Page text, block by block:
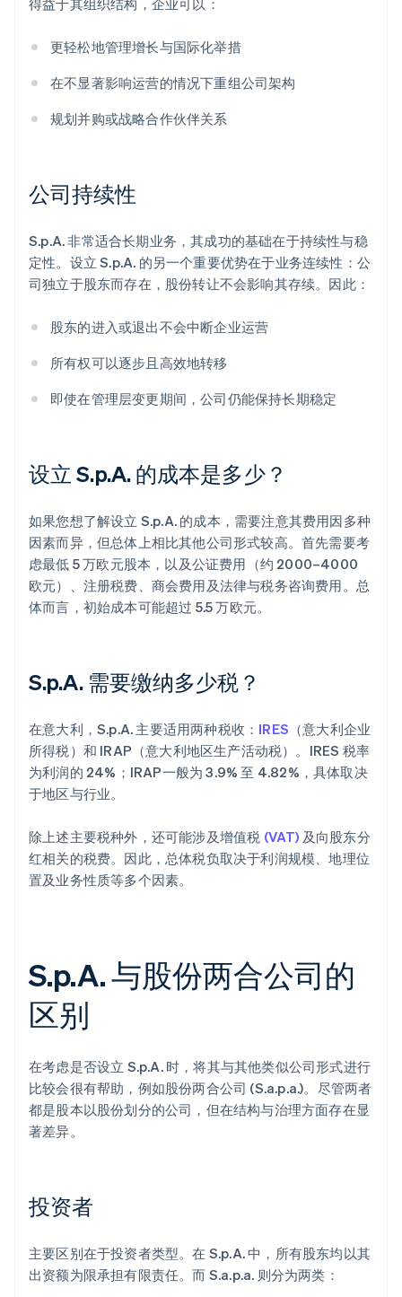
得益于其组织结构，企业可以：
更轻松地管理增长与国际化举措
在不显著影响运营的情况下重组公司架构
规划并购或战略合作伙伴关系
公司持续性
S.p.A. 非常适合长期业务，其成功的基础在于持续性与稳
定性。设立 S.p.A. 的另一个重要优势在于业务连续性：公
司独立于股东而存在，股份转让不会影响其存续。因此：
股东的进入或退出不会中断企业运营
所有权可以逐步且高效地转移
即使在管理层变更期间，公司仍能保持长期稳定
设立 S.p.A. 的成本是多少？
如果您想了解设立 S.p.A. 的成本，需要注意其费用因多种
因素而异，但总体上相比其他公司形式较高。首先需要考
虑最低 5 万欧元股本，以及公证费用（约 2000–4000
欧元）、注册税费、商会费用及法律与税务咨询费用。总
体而言，初始成本可能超过 5.5 万欧元。
S.p.A. 需要缴纳多少税？
在意大利，S.p.A. 主要适用两种税收： IRES （意大利企业
所得税）和 IRAP（意大利地区生产活动税）。IRES 税率
为利润的 24%；IRAP一般为 3.9% 至 4.82%，具体取决
于地区与行业。
除上述主要税种外，还可能涉及增值税 (VAT) 及向股东分
红相关的税费。因此，总体税负取决于利润规模、地理位
置及业务性质等多个因素。
S.p.A. 与股份两合公司的
区别
在考虑是否设立 S.p.A. 时，将其与其他类似公司形式进行
比较会很有帮助，例如股份两合公司 (S.a.p.a.)。尽管两者
都是股本以股份划分的公司，但在结构与治理方面存在显
著差异。
投资者
主要区别在于投资者类型。在 S.p.A. 中，所有股东均以其
出资额为限承担有限责任。而 S.a.p.a. 则分为两类：